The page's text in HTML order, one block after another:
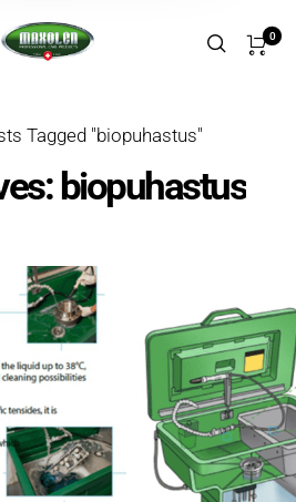
0
Tagged "biopuhastus"
biopuhastus